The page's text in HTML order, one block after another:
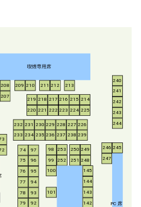
喫煙専用席
PC 席
74
75
76
77
78
79
92
93
94
95
96
97
98
99
100
101
142
143
144
145
207
208 209 210 211 212 213
214
215
216
217
218
219
220 221 222 223 224 225
226
227
228
229
230
231
232
233 234 235 236 237 238 239
240
241
242
243
244
245
246
247
248
249
250
251
252
253